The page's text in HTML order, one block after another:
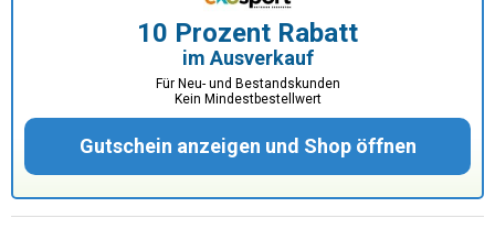
10 Prozent Rabatt
im Ausverkauf
Für Neu- und Bestandskunden
Kein Mindestbestellwert
Gutschein anzeigen und Shop öffnen